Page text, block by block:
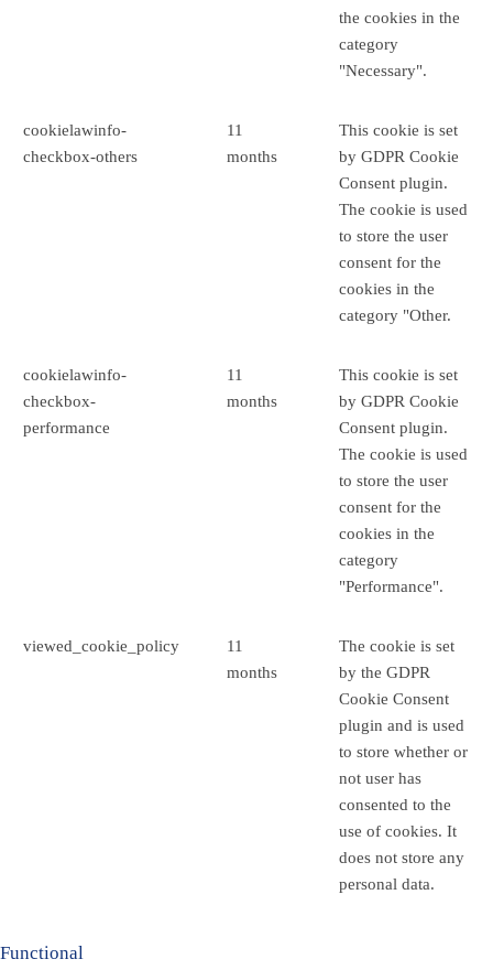
the cookies in the
category
"Necessary".
cookielawinfo-
checkbox-others
11
months
This cookie is set
by GDPR Cookie
Consent plugin.
The cookie is used
to store the user
consent for the
cookies in the
category "Other.
cookielawinfo-
checkbox-
performance
11
months
This cookie is set
by GDPR Cookie
Consent plugin.
The cookie is used
to store the user
consent for the
cookies in the
category
"Performance".
viewed_cookie_policy
11
months
The cookie is set
by the GDPR
Cookie Consent
plugin and is used
to store whether or
not user has
consented to the
use of cookies. It
does not store any
personal data.
Functional